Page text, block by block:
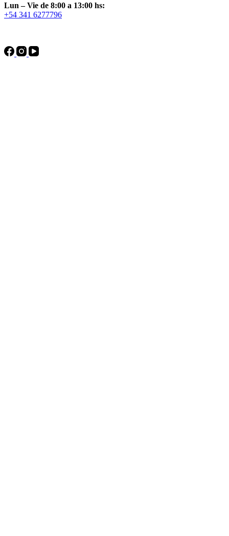
Lun – Vie de 8:00 a 13:00 hs:
+54 341 6277796